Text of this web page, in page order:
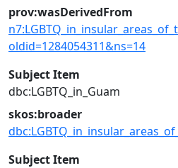
prov:wasDerivedFrom
oldid=1284054311&ns=14
Subject Item
dbc:LGBTQ_in_Guam
skos:broader
Subject Item